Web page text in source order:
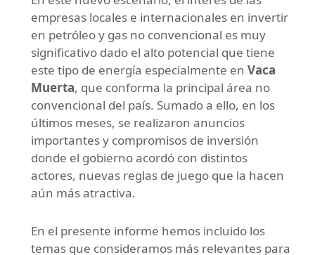
empresas locales e internacionales en invertir
en petróleo y gas no convencional es muy
significativo dado el alto potencial que tiene
este tipo de energía especialmente en Vaca
Muerta, que conforma la principal área no
convencional del país. Sumado a ello, en los
últimos meses, se realizaron anuncios
importantes y compromisos de inversión
donde el gobierno acordó con distintos
actores, nuevas reglas de juego que la hacen
aún más atractiva.
En el presente informe hemos incluido los
temas que consideramos más relevantes para